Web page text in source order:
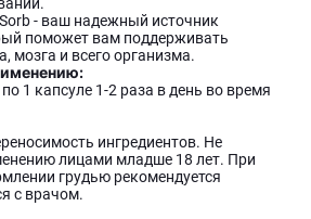
- ваш надежный источник
поможет вам поддерживать
мозга и всего организма.
1 капсуле 1-2 раза в день во время
ингредиентов. Не
лицами младше 18 лет. При
грудью рекомендуется
с врачом.